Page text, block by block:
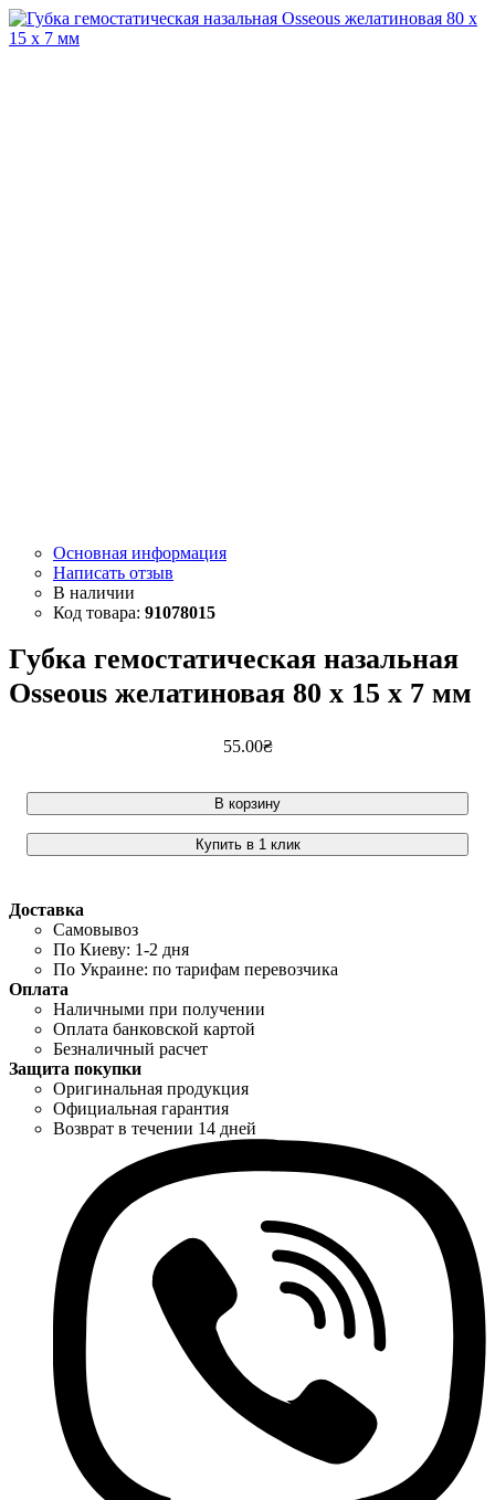
Основная информация
Написать отзыв
91078015
Губка гемостатическая назальная
Osseous желатиновая 80 x 15 x 7 мм
55.00₴
В корзину
Купить в 1 клик
Доставка
Самовывоз
По Киеву: 1-2 дня
По Украине: по тарифам перевозчика
Оплата
Наличными при получении
Оплата банковской картой
Безналичный расчет
Защита покупки
Оригинальная продукция
Официальная гарантия
Возврат в течении 14 дней